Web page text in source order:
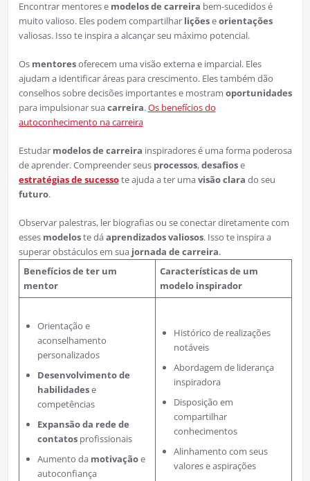
Encontrar mentores e modelos de carreira bem-sucedidos é
muito valioso. Eles podem compartilhar liçõeseorientações
valiosas. Isso te inspira a alcançar seu máximo potencial.
Os mentoresoferecem uma visão externa e imparcial. Eles
ajudam a identificar áreas para crescimento. Eles também dão
conselhos sobre decisões importantes e mostram oportunidades
para impulsionar suacarreira.Os benefícios do
autoconhecimento na carreira
Estudar modelos de carreira inspiradores é uma forma poderosa
de aprender. Compreender seus processos,desafiose
estratégias de sucessote ajuda a ter umavisão clara do seu
futuro.
Observar palestras, ler biografias ou se conectar diretamente com
esses modeloste dáaprendizados valiosos. Isso te inspira a
superar obstáculos em sua jornada de carreira.
Benefícios de ter um
mentor
Características de um
modelo inspirador
Orientação e
aconselhamento
personalizados
Desenvolvimento de
habilidadese
competências
Expansão da rede de
contatos profissionais
Aumento da motivaçãoe
autoconfiança
Histórico de realizações
notáveis
Abordagem de liderança
inspiradora
Disposição em
compartilhar
conhecimentos
Alinhamento com seus
valores e aspirações